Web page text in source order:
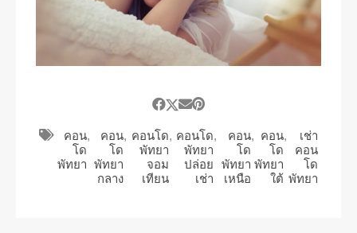
คอน
โด
พัทยา
,
คอน
โด
พัทยา
กลาง
, คอนโด
พัทยา
จอม
เทียน
, คอนโด
พัทยา
ปล่อย
เช่า
,
คอน
โด
พัทยา
เหนือ
, คอน
โด
พัทยา
ใต้
,
เช่า
คอน
โด
พัทยา